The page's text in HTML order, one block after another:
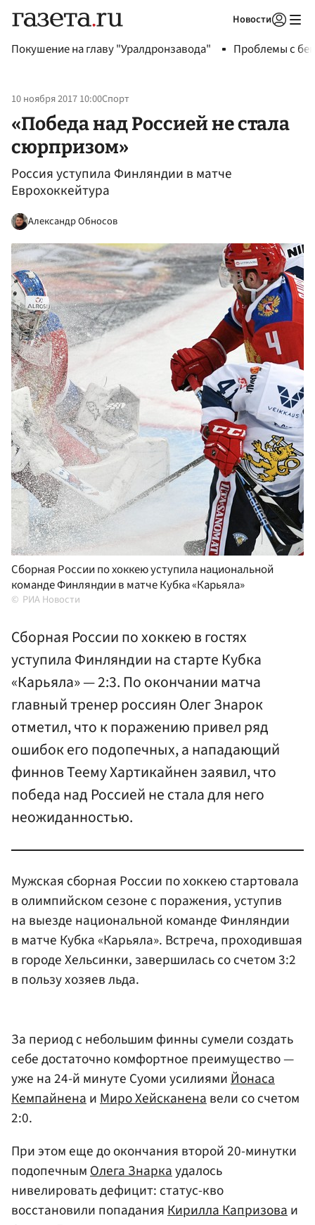
Новости
Покушение на главу "Уралдронзавода" Проблемы с
10 ноября 2017 10:00Спорт
«Победа над Россией не стала
сюрпризом»
Россия уступила Финляндии в матче
Еврохоккейтура
Александр Обносов
Сборная России по хоккею уступила национальной
команде Финляндии в матче Кубка «Карьяла»
РИА Новости
Cборная России по хоккею в гостях
уступила Финляндии на старте Кубка
«Карьяла» — 2:3. По окончании матча
главный тренер россиян Олег Знарок
отметил, что к поражению привел ряд
ошибок его подопечных, а нападающий
финнов Теему Хартикайнен заявил, что
победа над Россией не стала для него
неожиданностью.
Мужская сборная России по хоккею стартовала
в олимпийском сезоне с поражения, уступив
на выезде национальной команде Финляндии
в матче Кубка «Карьяла». Встреча, проходившая
в городе Хельсинки, завершилась со счетом 3:2
в пользу хозяев льда.
За период с небольшим финны сумели создать
себе достаточно комфортное преимущество —
уже на 24-й минуте Суоми усилиямиЙонаса
КемпайненаиМиро Хейсканенавели со счетом
2:0.
При этом еще до окончания второй 20-минутки
подопечнымОлега Знаркаудалось
нивелировать дефицит: статус-кво
восстановили попаданияКирилла Капризоваи